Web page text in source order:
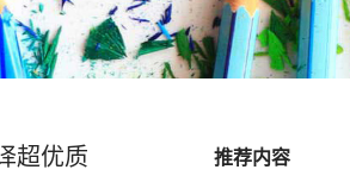
超优质 推荐内容